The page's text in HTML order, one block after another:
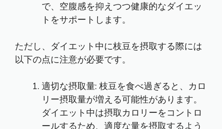
で、空腹感を抑えつつ健康的なダイエッ
トをサポートします。
ただし、ダイエット中に枝豆を摂取する際には
以下の点に注意が必要です。
適切な摂取量: 枝豆を食べ過ぎると、カロ
リー摂取量が増える可能性があります。
ダイエット中は摂取カロリーをコントロ
ールするため、適度な量を摂取するよう